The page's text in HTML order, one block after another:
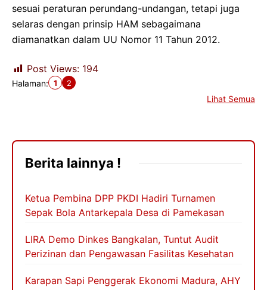
sesuai peraturan perundang-undangan, tetapi juga
selaras dengan prinsip HAM sebagaimana
diamanatkan dalam UU Nomor 11 Tahun 2012.
Post Views: 194
Halaman: 1 2
Lihat Semua
Berita lainnya !
Ketua Pembina DPP PKDI Hadiri Turnamen
Sepak Bola Antarkepala Desa di Pamekasan
LIRA Demo Dinkes Bangkalan, Tuntut Audit
Perizinan dan Pengawasan Fasilitas Kesehatan
Karapan Sapi Penggerak Ekonomi Madura, AHY